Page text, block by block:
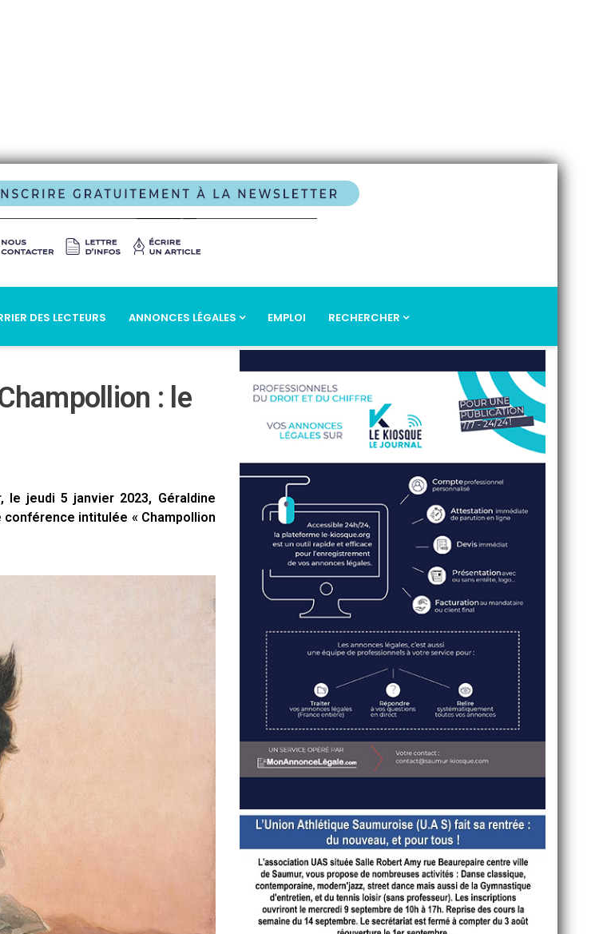
DES LECTEURS ANNONCES LÉGALES EMPLOI RECHERCHER
: le
le jeudi 5 janvier 2023, Géraldine
conférence intitulée « Champollion